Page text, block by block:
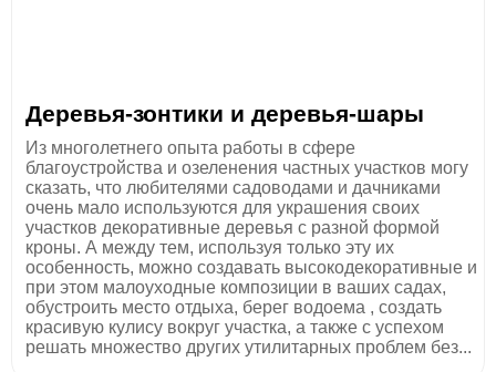
Деревья-зонтики и деревья-шары
Из многолетнего опыта работы в сфере
благоустройства и озеленения частных участков могу
сказать, что любителями садоводами и дачниками
очень мало используются для украшения своих
участков декоративные деревья с разной формой
кроны. А между тем, используя только эту их
особенность, можно создавать высокодекоративные и
при этом малоуходные композиции в ваших садах,
обустроить место отдыха, берег водоема , создать
красивую кулису вокруг участка, а также с успехом
решать множество других утилитарных проблем без...